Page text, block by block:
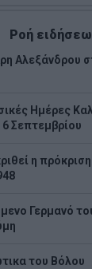
Ροή
Αλεξάνδρου
Ημέρες
Σεπτεμβρίου
η
Γερμανό
του Βόλου